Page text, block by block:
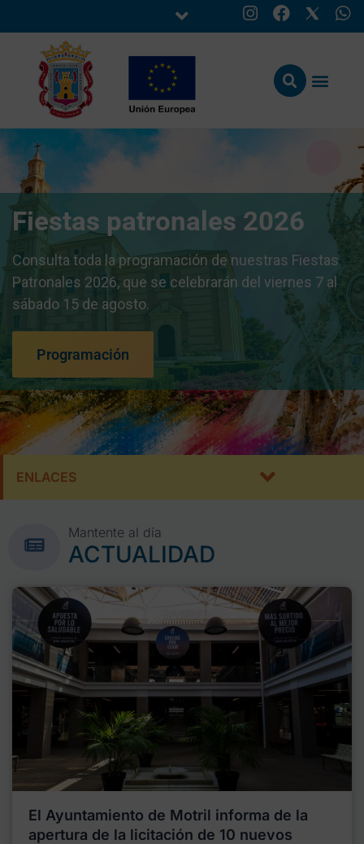
Fiestas patronales 2026
Consulta toda la programación de nuestras Fiestas
Patronales 2026, que se celebrarán del viernes 7 al
sábado 15 de agosto.
Programación
ENLACES
Mantente al día
ACTUALIDAD
El Ayuntamiento de Motril informa de la
apertura de la licitación de 10 nuevos